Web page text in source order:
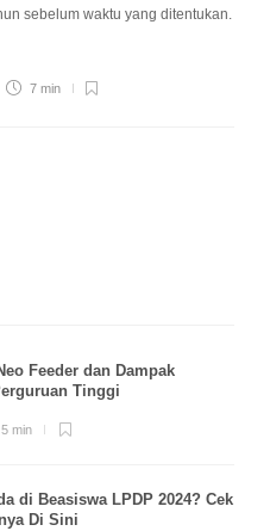
sebelum waktu yang ditentukan.
7 min
Feeder dan Dampak
Tinggi
5 min
di Beasiswa LPDP 2024? Cek
Di Sini